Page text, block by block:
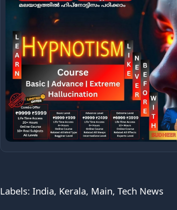
Labels: India, Kerala, Main, Tech News